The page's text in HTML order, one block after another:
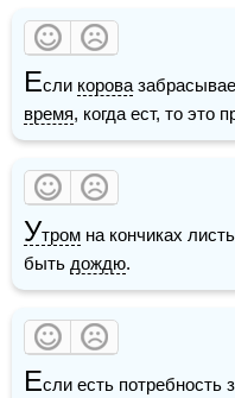
Если корова
время, когда ест, то это
Утром на кончиках
быть дождю.
Если есть потребность